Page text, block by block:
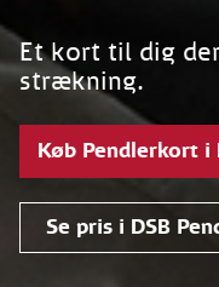
Et kort til dig
strækning.
Køb Pendlerkort i
Se pris i DSB